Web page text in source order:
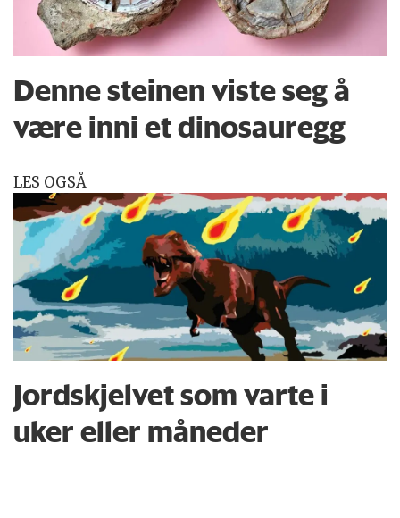
Denne steinen viste seg å
være inni et dinosauregg
LES OGSÅ
Jordskjelvet som varte i
uker eller måneder